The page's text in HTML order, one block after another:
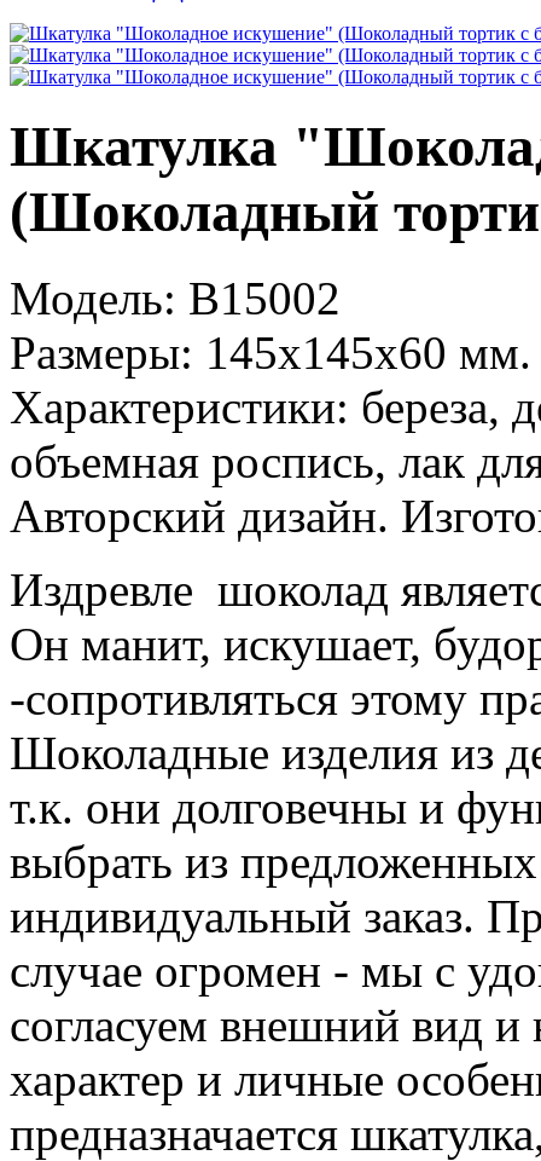
Шкатулка
(Шоколадный
Модель: B15002
Размеры: 145x145x60 мм.
Характеристики: береза,
объемная роспись, лак
Авторский дизайн.
Издревле шоколад
Он манит, искушает,
-сопротивляться этому
Шоколадные изделия из
т.к. они долговечны и
выбрать из
индивидуальный заказ.
случае огромен - мы с
согласуем внешний вид и
характер и личные
предназначается